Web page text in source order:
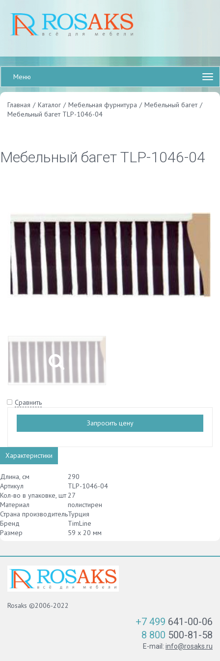
Меню
Главная / Каталог / Мебельная фурнитура / Мебельный багет /
Мебельный багет TLP-1046-04
Мебельный багет TLP-1046-04
Сравнить
Запросить цену
Характеристики
Длина, см
290
Артикул
TLP-1046-04
Кол-во в упаковке, шт 27
Материал
полистирен
Страна производительТурция
Бренд
TimLine
Размер
59 х 20 мм
Rosaks ©2006-2022
+7 499 641-00-06
8 800 500-81-58
E-mail: info@rosaks.ru